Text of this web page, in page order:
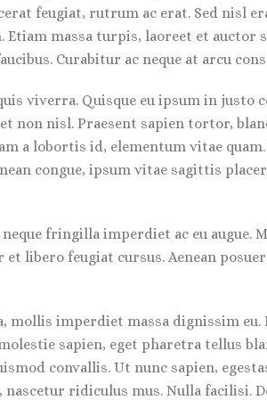
feugiat, rutrum ac erat. Sed nisl
Etiam massa turpis, laoreet et
Curabitur ac neque at arcu
viverra. Quisque eu ipsum in justo
non nisl. Praesent sapien tortor,
a lobortis id, elementum vitae
congue, ipsum vitae sagittis
fringilla imperdiet ac eu augue.
libero feugiat cursus. Aenean
mollis imperdiet massa dignissim
molestie sapien, eget pharetra tellus
convallis. Ut nunc sapien,
ridiculus mus. Nulla facilisi.